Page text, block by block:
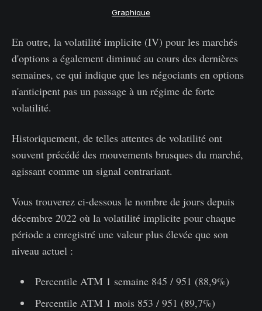
Graphique
En outre, la volatilité implicite (IV) pour les marchés
d'options a également diminué au cours des dernières
semaines, ce qui indique que les négociants en options
n'anticipent pas un passage à un régime de forte
volatilité.
Historiquement, de telles attentes de volatilité ont
souvent précédé des mouvements brusques du marché,
agissant comme un signal contrariant.
Vous trouverez ci-dessous le nombre de jours depuis
décembre 2022 où la volatilité implicite pour chaque
période a enregistré une valeur plus élevée que son
niveau actuel :
Percentile ATM 1 semaine 845 / 951 (88,9%)
Percentile ATM 1 mois 853 / 951 (89,7%)